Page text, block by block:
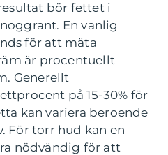
bör fettet i
En vanlig
för att mäta
är procentuellt
Generellt
på 15-30% för
kan variera beroende
För torr hud kan en
nödvändig för att